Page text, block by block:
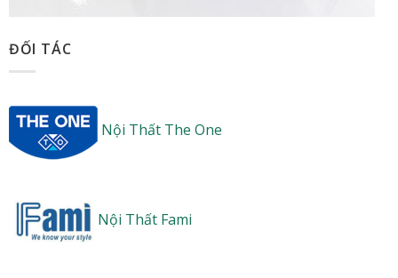
ĐỐI TÁC
Nội Thất The One
Nội Thất Fami